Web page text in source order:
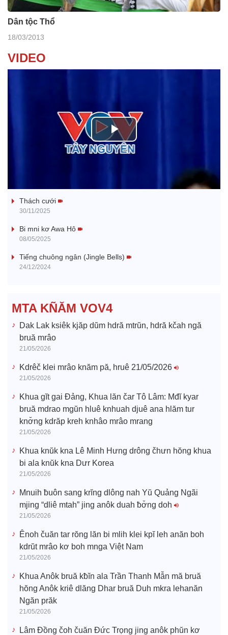
Dân tộc Thổ
18/03/2013
VIDEO
P
a
i
o
Thách cưới
30/11/2025
Bi mni kơ Awa Hô
08/05/2025
Tiếng chuông ngân (Jingle Bells)
24/12/2024
MTA KÑĂM VOV4
Dak Lak ksiêk kjăp dŭm hdră mtrŭn, hdră kčah ngă
bruă mrâo
21/05/2026
Kdrêč klei mrâo knăm pă, hruê 21/05/2026
21/05/2026
Khua gĭt gai Đảng, Khua lăn čar Tô Lâm: Mđĭ kyar
bruă mdrao mgŭn hluê knhuah djuê ana hlăm tur
knơ̆ng kdrăp kreh knhâo mrâo mrang
21/05/2026
Khua knŭk kna Lê Minh Hưng drông čhưn hŏng khua
bi ala knŭk kna Dưr Korea
21/05/2026
Mnuih ƀuôn sang krĭng dlông nah Yŭ Quảng Ngãi
mjing “dliê mtah” jing anôk duah ƀơ̆ng doh
21/05/2026
Ênoh čuăn tar rŏng lăn bi mlih klei kpĭ leh anăn boh
kdrŭt mrâo kơ boh mnga Việt Nam
21/05/2026
Khua Anôk bruă kƀĭn ala Trần Thanh Mẫn mă bruă
hŏng Anôk kriê dlăng Dhar bruă Duh mkra lehanăn
Ngăn prăk
21/05/2026
Lâm Đồng čoh čuăn Đức Trọng jing anôk phŭn kơ